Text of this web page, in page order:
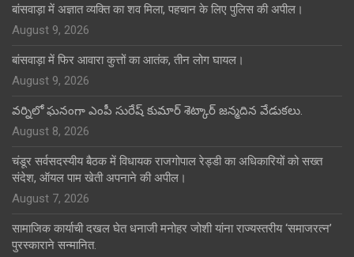
बांसवाड़ा में अज्ञात व्यक्ति का शव मिला, पहचान के लिए पुलिस की अपील।
August 9, 2026
बांसवाड़ा में फिर आवारा कुत्तों का आतंक, तीन लोग घायल।
August 9, 2026
వర్నిలో ఘనంగా ఎంపీ సురేష్ కుమార్ శెట్కార్ జన్మదిన వేడుకలు.
August 8, 2026
चंडूर सर्वसदस्यीय बैठक में विधायक राजगोपाल रेड्डी का अधिकारियों को सख्त
संदेश, ऑयल पाम खेती अपनाने की अपील।
August 7, 2026
सामाजिक कार्याची दखल घेत धनाजी मनोहर जोशी यांना राज्यस्तरीय ‘समाजरत्न’
पुरस्काराने सन्मानित.